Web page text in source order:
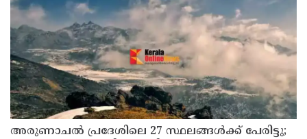
ആയങ്കി കുറിച്ചു.
അരുണാചല്‍ പ്രദേശിലെ 27 സ്ഥലങ്ങള്‍ക്ക് പേരിട്ടു;